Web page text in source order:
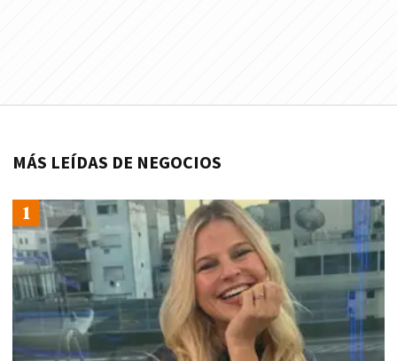
MÁS LEÍDAS DE NEGOCIOS